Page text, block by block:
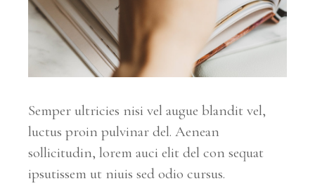
Semper ultricies nisi vel augue blandit vel,
luctus proin pulvinar del. Aenean
sollicitudin, lorem auci elit del con sequat
ipsutissem ut niuis sed odio cursus.